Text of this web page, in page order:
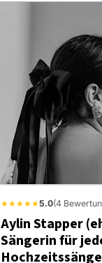
★★★★★5.0(4
Aylin Stapper
Sängerin für